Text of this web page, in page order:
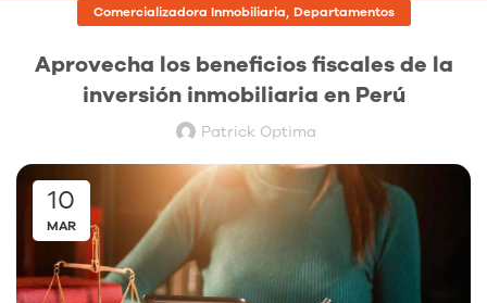
Comercializadora Inmobiliaria, Departamentos
Aprovecha los beneficios fiscales de la
inversión inmobiliaria en Perú
Patrick Optima
10
MAR